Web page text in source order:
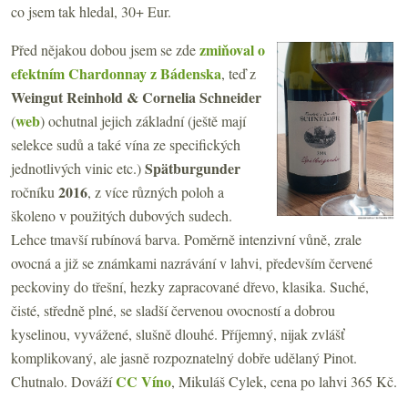
co jsem tak hledal, 30+ Eur.
Před nějakou dobou jsem se zdezmiňoval o
efektním Chardonnay z Bádenska, teď z
Weingut Reinhold & Cornelia Schneider
(web) ochutnal jejich základní (ještě mají
selekce sudů a také vína ze specifických
jednotlivých vinic etc.)Spätburgunder
ročníku 2016, z více různých poloh a
školeno v použitých dubových sudech.
Lehce tmavší rubínová barva. Poměrně intenzivní vůně, zrale
ovocná a již se známkami nazrávání v lahvi, především červené
peckoviny do třešní, hezky zapracované dřevo, klasika. Suché,
čisté, středně plné, se sladší červenou ovocností a dobrou
kyselinou, vyvážené, slušně dlouhé. Příjemný, nijak zvlášť
komplikovaný, ale jasně rozpoznatelný dobře udělaný Pinot.
Chutnalo. DovážíCC Víno, Mikuláš Cylek, cena po lahvi 365 Kč.